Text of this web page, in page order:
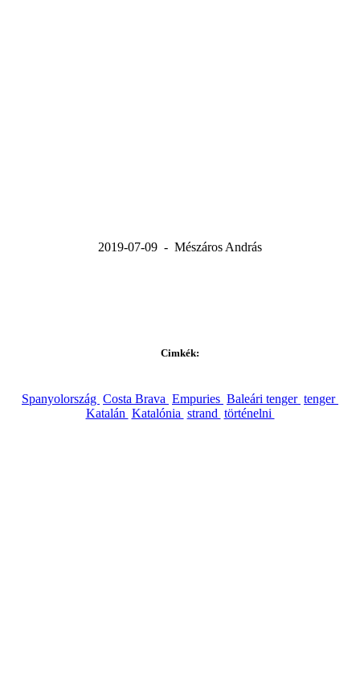
2019-07-09 - Mészáros András
Cimkék:
Spanyolország Costa Brava Empuries Baleári tenger tenger
Katalán Katalónia strand történelni